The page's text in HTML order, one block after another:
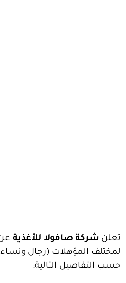
تعلن شركة صافولا للأغذية
لمختلف المؤهلات (رجال
حسب التفاصيل التالية: